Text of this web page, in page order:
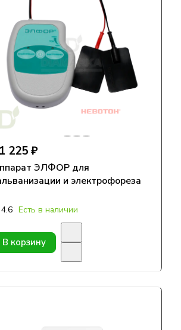
225 ₽
ЭЛФОР для
и электрофореза
4.6 Есть в наличии
В корзину